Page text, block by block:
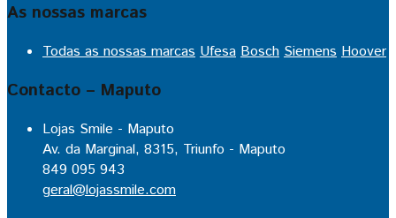
As nossas marcas
Todas as nossas marcas Ufesa Bosch Siemens Hoover
Contacto – Maputo
Lojas Smile - Maputo
Av. da Marginal, 8315, Triunfo - Maputo
849 095 943
geral@lojassmile.com